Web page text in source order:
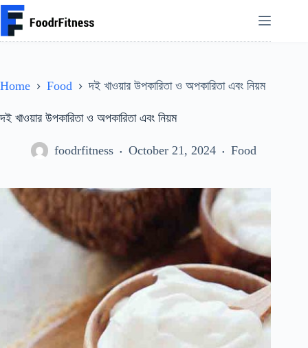
Skip
to
content
Home Food দই খাওয়ার উপকারিতা ও অপকারিতা এবং নিয়ম
দই খাওয়ার উপকারিতা ও অপকারিতা এবং নিয়ম
foodrfitness October 21, 2024 Food